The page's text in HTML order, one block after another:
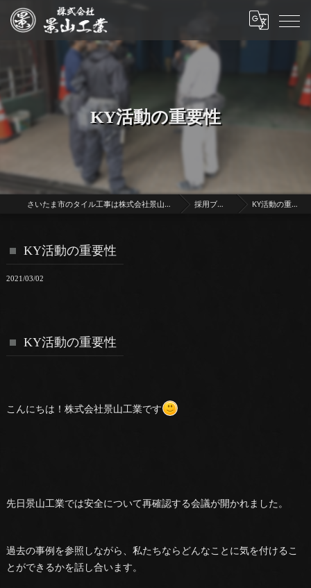
KY活動の重要性
さいたま市のタイル工事は株式会社景山工業 採用ブログ KY活動の重要性
KY活動の重要性
2021/03/02
KY活動の重要性
こんにちは！株式会社景山工業です
先日景山工業では安全について再確認する会議が開かれました。
過去の事例を参照しながら、私たちならどんなことに気を付けるこ
とができるかを話し合います。